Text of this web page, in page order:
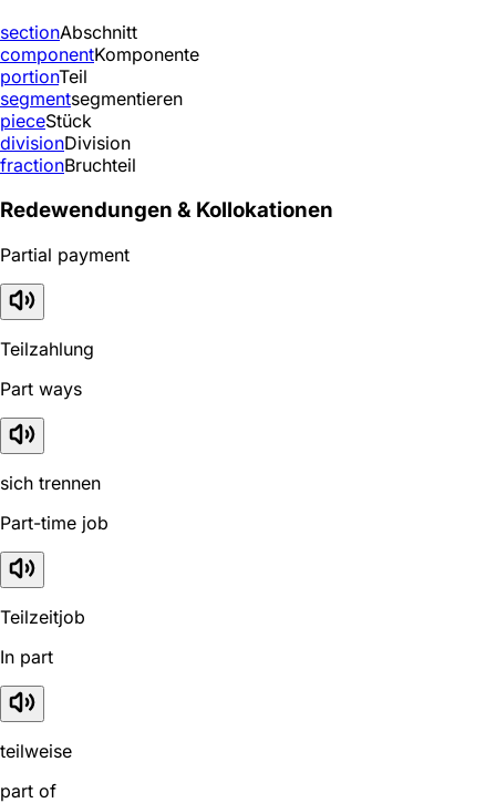
sectionAbschnitt
componentKomponente
portionTeil
segmentsegmentieren
pieceStück
divisionDivision
fractionBruchteil
Redewendungen & Kollokationen
Partial payment
Teilzahlung
Part ways
sich trennen
Part-time job
Teilzeitjob
In part
teilweise
part of